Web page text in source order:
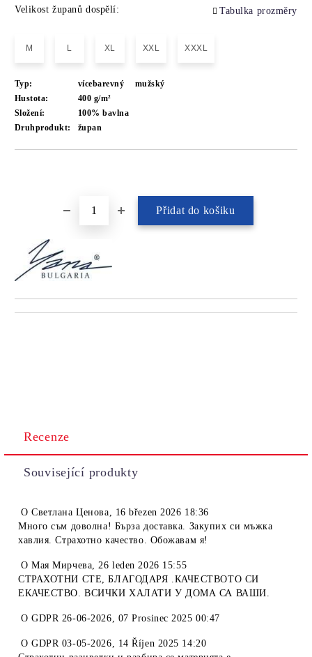
Velikost županů dospělí: Tabulka prozměry
M L XL XXL XXXL
Typ: vícebarevný
mužský
Hustota:
400 g/m²
Složení:
100% bavlna
Druhprodukt:
župan
Recenze
Související produkty
OСветлана Ценова, 16 březen 2026 18:36
Много съм доволна! Бърза доставка. Закупих си мъжка
хавлия. Страхотно качество. Обожавам я!
OМая Мирчева,26 leden 2026 15:55
СТРАХОТНИ СТЕ, БЛАГОДАРЯ .КАЧЕСТВОТО СИ
ЕКАЧЕСТВО. ВСИЧКИ ХАЛАТИ У ДОМА СА ВАШИ.
OGDPR 26-06-2026, 07 Prosinec 2025 00:47
OGDPR 03-05-2026, 14 Říjen 2025 14:20